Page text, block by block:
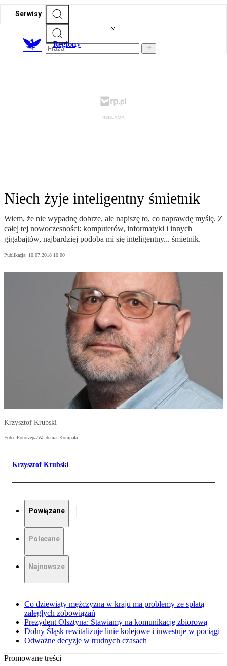
Serwisy
Regiony
Niech żyje inteligentny śmietnik
Wiem, że nie wypadnę dobrze, ale napiszę to, co naprawdę myślę. Z
całej tej nowoczesności: komputerów, informatyki i innych
gigabajtów, najbardziej podoba mi się inteligentny... śmietnik.
Publikacja: 10.07.2018 10:00
Krzysztof Krubski
Foto: Fotorzepa/Waldemar Kompała
Krzysztof Krubski
Powiązane
Polecane
Najnowsze
Co dziewiąty mężczyzna w kraju ma problemy ze spłatą
zaległych zobowiązań
Prezydent Olsztyna: Stawiamy na komunikację zbiorową
Dolny Śląsk rewitalizuje linie kolejowe i inwestuje w pociągi
Odważne decyzje w trudnych czasach
Promowane treści